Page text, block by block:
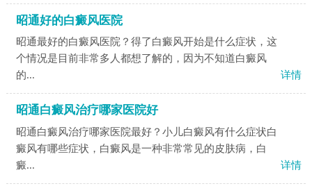
昭通好的白癜风医院
昭通最好的白癜风医院？得了白癜风开始是什么症状，这
个情况是目前非常多人都想了解的，因为不知道白癜风
的...
详情
昭通白癜风治疗哪家医院好
昭通白癜风治疗哪家医院最好？小儿白癜风有什么症状白
癜风有哪些症状，白癜风是一种非常常见的皮肤病，白
癜...
详情